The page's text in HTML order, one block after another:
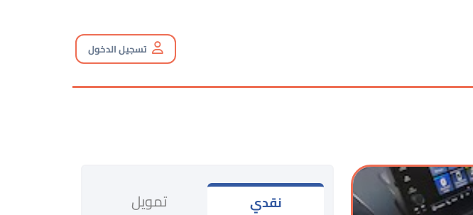
تسجيل الدخول
نقدي تمويل